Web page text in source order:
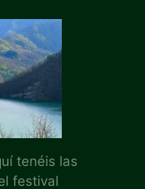
tenéis las
festival